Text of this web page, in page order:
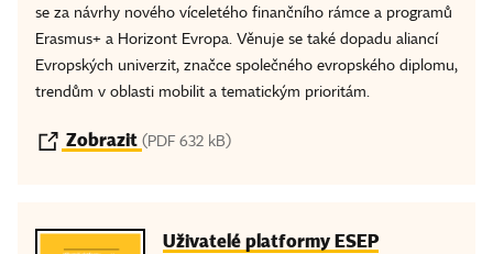
se za návrhy nového víceletého finančního rámce a programů
Erasmus+ a Horizont Evropa. Věnuje se také dopadu aliancí
Evropských univerzit, značce společného evropského diplomu,
trendům v oblasti mobilit a tematickým prioritám.
Zobrazit (PDF 632 kB)
Uživatelé platformy ESEP